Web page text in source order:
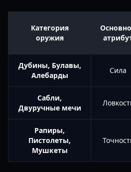
Категория
оружия
Дубины, Булавы,
Алебарды
Сила
Сабли,
Двуручные мечи
Рапиры,
Пистолеты,
Мушкеты